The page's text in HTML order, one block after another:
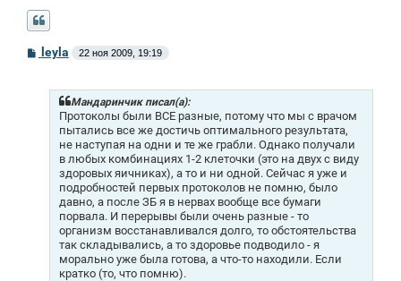
Сleyla 22 ноя 2009, 19:19
Мандаринчик писал(а):
Протоколы были ВСЕ разные, потому что мы с врачом
пытались все же достичь оптимального результата,
не наступая на одни и те же грабли. Однако получали
в любых комбинациях 1-2 клеточки (это на двух с виду
здоровых яичниках), а то и ни одной. Сейчас я уже и
подробностей первых протоколов не помню, было
давно, а после ЗБ я в нервах вообще все бумаги
порвала. И перерывы были очень разные - то
организм восстанавливался долго, то обстоятельства
так складывались, а то здоровье подводило - я
морально уже была готова, а что-то находили. Если
кратко (то, что помню).